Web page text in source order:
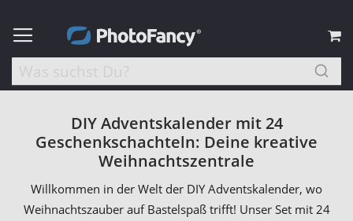
DIY Adventskalender mit 24
Geschenkschachteln: Deine kreative
Weihnachtszentrale
Willkommen in der Welt der DIY Adventskalender, wo
Weihnachtszauber auf Bastelspaß trifft! Unser Set mit 24